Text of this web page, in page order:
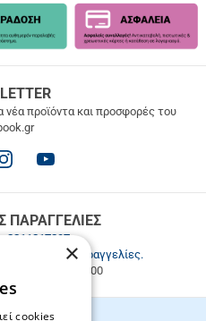
νέα προϊόντα και προσφορές του
ΠΑΡΑΓΓΕΛΙΕΣ
2811217297.
παραγγελίες.
Σάβ. 9:00-15:00
×
cookies